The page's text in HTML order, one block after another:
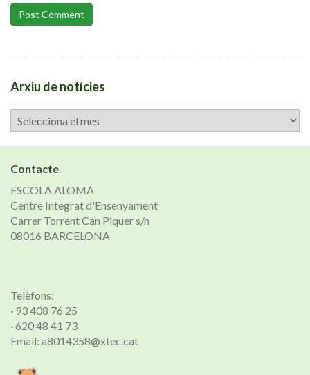
Post Comment
Arxiu de notícies
Arxiu
de
notícies
Contacte
ESCOLA ALOMA
Centre Integrat d'Ensenyament
Carrer Torrent Can Piquer s/n
08016 BARCELONA
Telèfons:
· 93 408 76 25
· 620 48 41 73
Email: a8014358@xtec.cat